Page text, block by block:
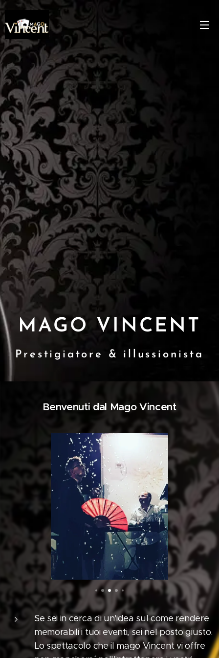
MAGO VINCENT
Prestigiatore & illussionista
Benvenuti dal Mago Vincent
Se sei in cerca di un'idea sul come rendere
memorabili i tuoi eventi, sei nel posto giusto.
Lo spettacolo che il mago Vincent vi offre